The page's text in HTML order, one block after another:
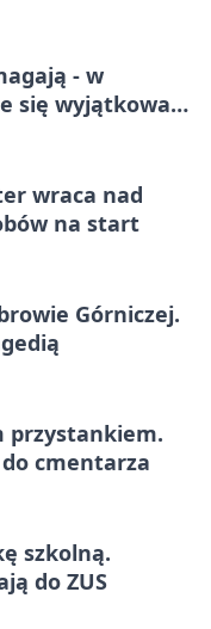
- w
się wyjątkowa
wraca nad
na start
Górniczej.
przystankiem.
cmentarza
szkolną.
do ZUS